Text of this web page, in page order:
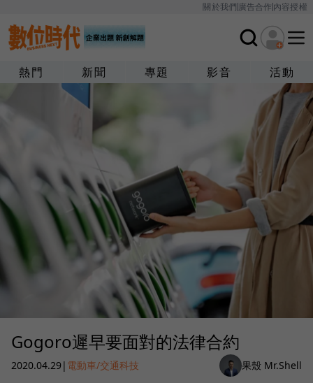
關於我們廣告合作內容授權
熱門 新聞 專題 影音 活動
Gogoro遲早要面對的法律合約
2020.04.29| 電動車/交通科技 果殼 Mr.Shell